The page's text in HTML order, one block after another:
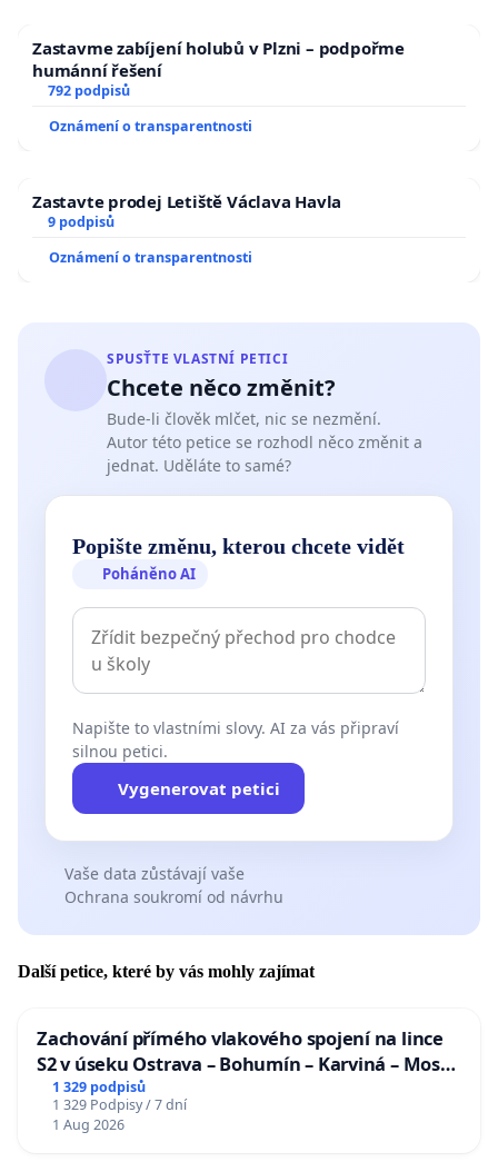
Zastavme zabíjení holubů v Plzni – podpořme
humánní řešení
792 podpisů
Oznámení o transparentnosti
Zastavte prodej Letiště Václava Havla
9 podpisů
Oznámení o transparentnosti
SPUSŤTE VLASTNÍ PETICI
Chcete něco změnit?
Bude-li člověk mlčet, nic se nezmění.
Autor této petice se rozhodl něco změnit a
jednat. Uděláte to samé?
Popište změnu, kterou chcete vidět
Poháněno AI
Napište to vlastními slovy. AI za vás připraví
silnou petici.
Vygenerovat petici
Vaše data zůstávají vaše
Ochrana soukromí od návrhu
Další petice, které by vás mohly zajímat
Zachování přímého vlakového spojení na lince
S2 v úseku Ostrava – Bohumín – Karviná – Mosty
u Jablunkova
1 329 podpisů
1 329 Podpisy / 7 dní
1 Aug 2026